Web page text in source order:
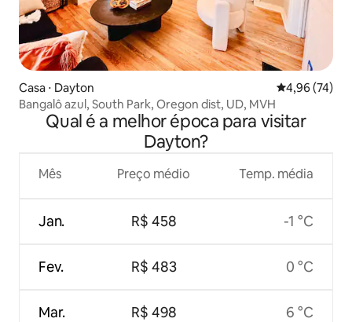
Casa ⋅ Dayton 4,96 de uma
4,96 (74)
Bangalô azul, South Park, Oregon dist, UD, MVH
Qual é a melhor época para visitar
Dayton?
Mês
Jan.
Fev.
Mar.
Preço médio
R$ 458
R$ 483
R$ 498
Temp. média
-1 °C
0 °C
6 °C